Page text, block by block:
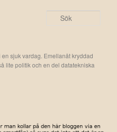
sjuk vardag. Emellanåt kryddad
lite politik och en del datatekniska